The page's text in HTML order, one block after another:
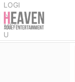
LOGI
N
MEN
U한국인 가능 풍속/유흥